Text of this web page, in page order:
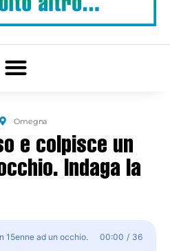
Omegna
e colpisce un
Indaga la
15enne ad un occhio.
00:00 / 36